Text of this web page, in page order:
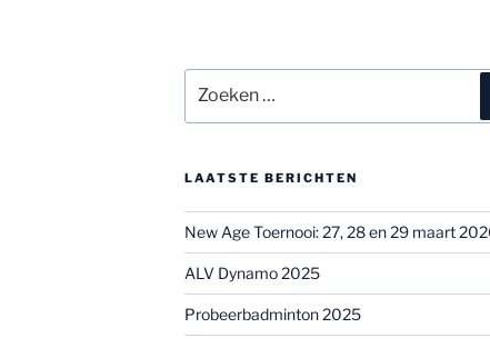
naar:
LAATSTE BERICHTEN
New Age Toernooi: 27, 28 en 29 maart
ALV Dynamo 2025
Probeerbadminton 2025